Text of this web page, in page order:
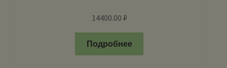
14400.00 ₽
Подробнее